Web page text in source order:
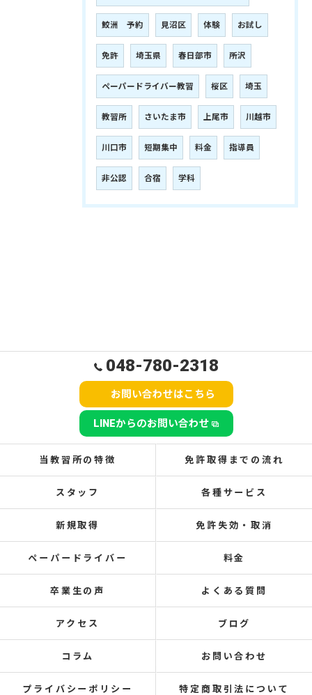
鮫洲 予約 見沼区 体験 お試し
免許 埼玉県 春日部市 所沢
ペーパードライバー教習 桜区 埼玉
教習所 さいたま市 上尾市 川越市
川口市 短期集中 料金 指導員
非公認 合宿 学科
048-780-2318
お問い合わせはこちら
LINEからのお問い合わせ
当教習所の特徴 免許取得までの流れ
スタッフ 各種サービス
新規取得 免許失効・取消
ペーパードライバー 料金
卒業生の声 よくある質問
アクセス ブログ
コラム お問い合わせ
プライバシーポリシー 特定商取引法について